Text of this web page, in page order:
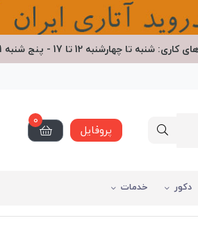
تا چهارشنبه 12 تا 17 - پنج شنبه 11 تا 14
پروفایل
0
دکور خدمات